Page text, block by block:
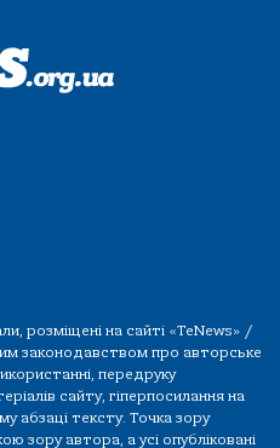
розміщені на сайті «TeNews» /
законодавством про авторське
передруку
сайту, гіперпосилання на
абзаці тексту. Точка зору
зору автора, а усі опубліковані